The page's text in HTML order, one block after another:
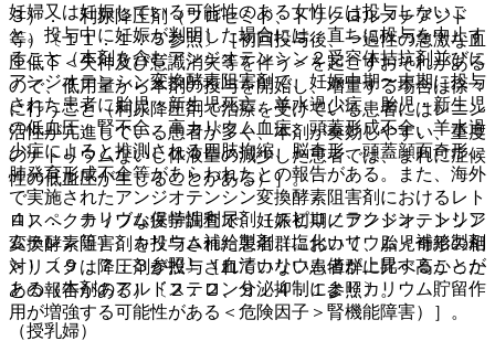
妊婦又は妊娠している可能性のある女性には投与しないこ
と。投与中に妊娠が判明した場合には、直ちに投与を中止す
ること（本剤を含むアンジオテンシン２受容体拮抗剤並びに
アンジオテンシン変換酵素阻害剤で、妊娠中期〜末期に投与
された患者に胎児・新生児死亡、羊水過少症、胎児・新生児
の低血圧、腎不全、高カリウム血症、頭蓋形成不全、羊水過
少症によると推測される四肢拘縮、脳奇形、頭蓋顔面奇形、
肺発育形成不全等があらわれたとの報告がある。また、海外
で実施されたアンジオテンシン変換酵素阻害剤におけるレト
ロスペクティブな疫学調査で、妊娠初期にアンジオテンシン
変換酵素阻害剤を投与された患者群において、胎児奇形の相
対リスクは降圧剤が投与されていない患者群に比べ高かった
との報告がある）〔２．２、９．４．１参照〕。
（授乳婦）
３）． 利尿降圧剤（フロセミド、トリクロルメチアジド
等）〔１１．１．５参照〕［初回投与後、一過性の急激な血
圧低下＜失神及び意識消失等を伴う＞を起こすおそれがある
ので、低用量から本剤の投与を開始し、増量する場合は徐々
に行うこと（利尿降圧剤で治療を受けている患者にはレニン
活性が亢進している患者が多く、本剤が奏効しやすい、重度
のナトリウムないし体液量の減少した患者では、まれに症候
性の低血圧が生じることがある）］。
４）． カリウム保持性利尿剤（スピロノラクトン、トリア
ムテレン等）、カリウム補給製剤（塩化カリウム＜補給製剤
＞）〔９．７．３参照〕［血清カリウム値が上昇することが
ある（本剤のアルドステロン分泌抑制によりカリウム貯留作
用が増強する可能性がある＜危険因子＞腎機能障害）］。